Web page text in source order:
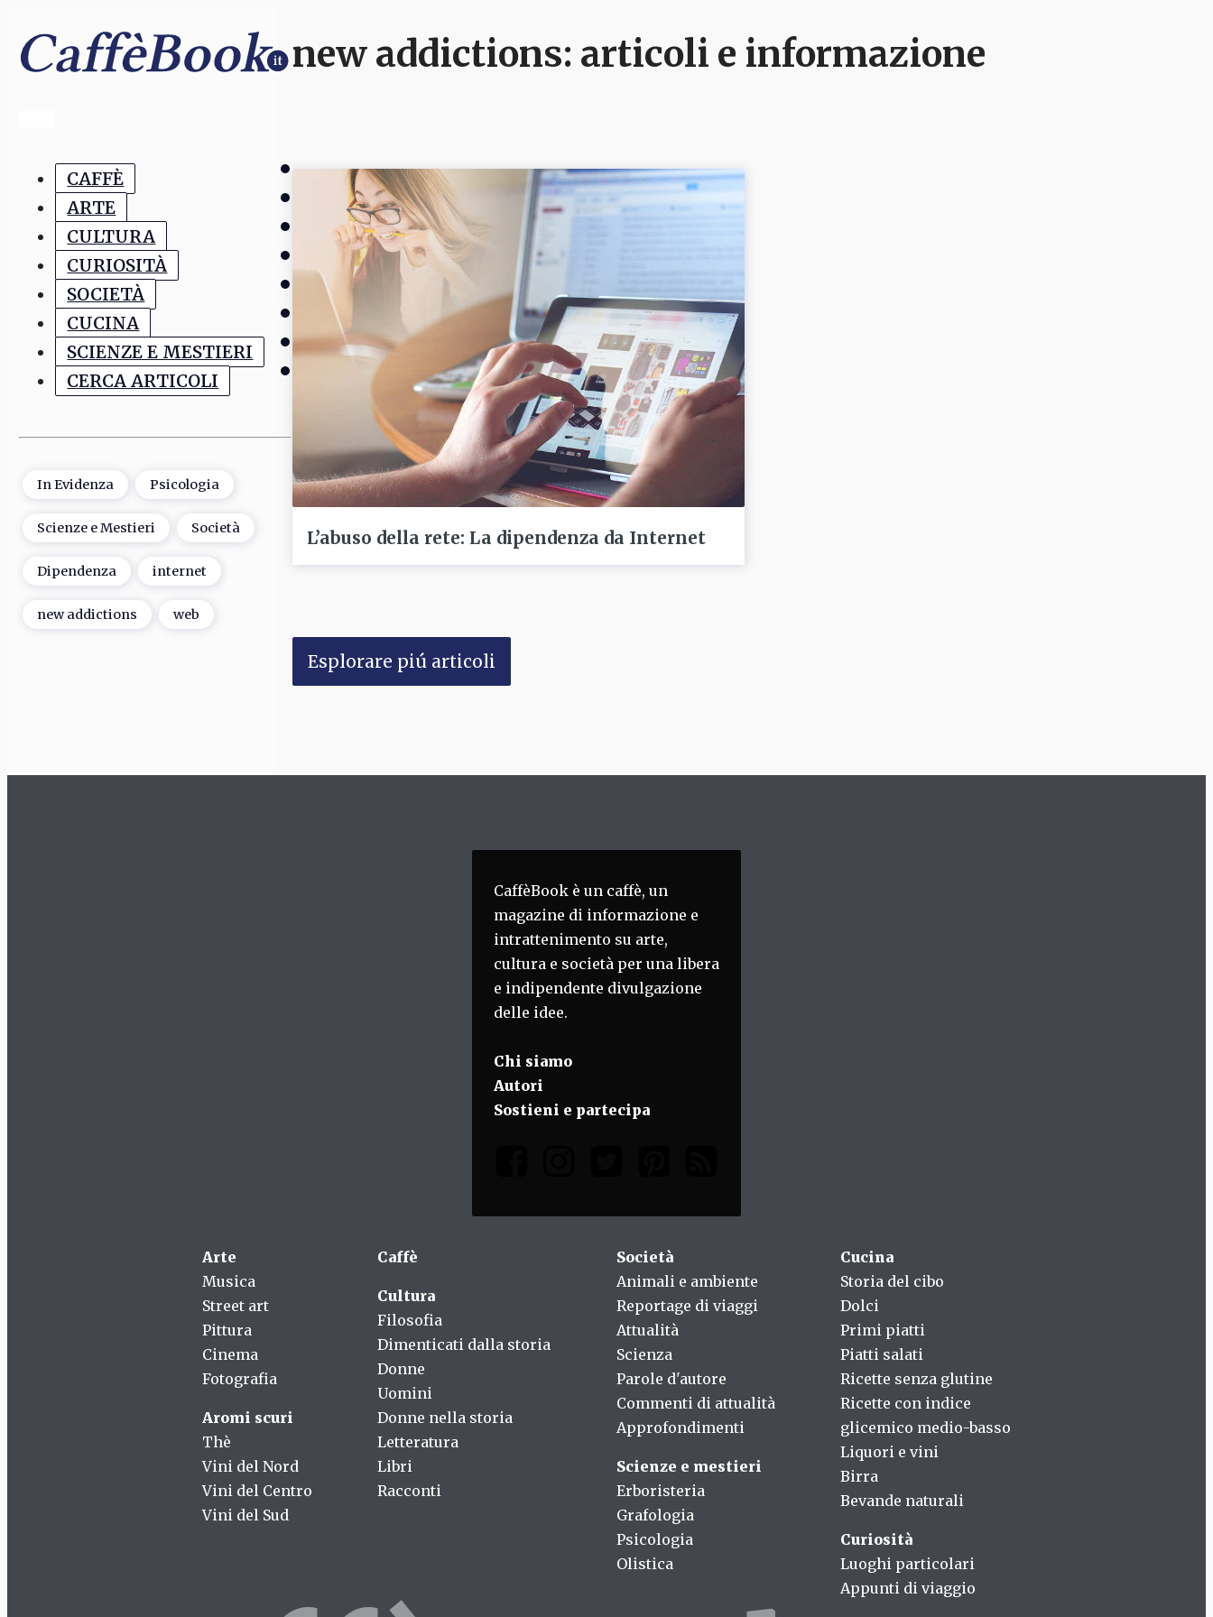
CAFFÈ
ARTE
CULTURA
CURIOSITÀ
SOCIETÀ
CUCINA
SCIENZE E MESTIERI
CERCA ARTICOLI
In Evidenza Psicologia
Scienze e Mestieri Società
Dipendenza internet
new addictions web
new addictions: articoli e informazione
L’abuso della rete: La dipendenza da Internet
Esplorare piú articoli
CaffèBook è un caffè, un
magazine di informazione e
intrattenimento su arte,
cultura e società per una libera
e indipendente divulgazione
delle idee.
Chi siamo
Autori
Sostieni e partecipa
Arte
Musica
Street art
Pittura
Cinema
Fotografia
Aromi scuri
Thè
Vini del Nord
Vini del Centro
Vini del Sud
Caffè
Cultura
Filosofia
Dimenticati dalla storia
Donne
Uomini
Donne nella storia
Letteratura
Libri
Racconti
Società
Animali e ambiente
Reportage di viaggi
Attualità
Scienza
Parole d'autore
Commenti di attualità
Approfondimenti
Scienze e mestieri
Erboristeria
Grafologia
Psicologia
Olistica
Cucina
Storia del cibo
Dolci
Primi piatti
Piatti salati
Ricette senza glutine
Ricette con indice
glicemico medio-basso
Liquori e vini
Birra
Bevande naturali
Curiosità
Luoghi particolari
Appunti di viaggio